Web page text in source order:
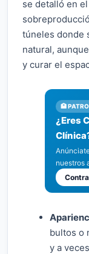
se detalló en el
túneles donde
natural,
y curar el
🏥
¿Eres
nuestros
bultos o
y a